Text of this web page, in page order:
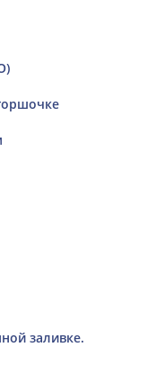
заливке.